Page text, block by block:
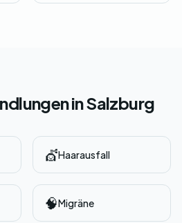
in Salzburg
💇Haarausfall
🧠Migräne